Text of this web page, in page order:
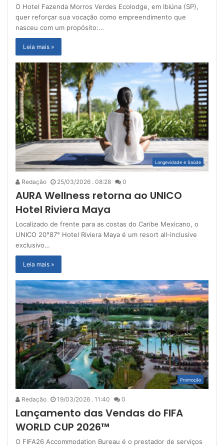
O Hotel Fazenda Morros Verdes Ecolodge, em Ibiúna (SP),
quer reforçar sua vocação como empreendimento que
nasceu com um propósito:…
Leia mais »
Longevidade e Saúde
Redação 25/03/2026 . 08:28 0
AURA Wellness retorna ao UNICO
Hotel Riviera Maya
Localizado de frente para as costas do Caribe Mexicano, o
UNICO 20°87° Hotel Riviera Maya é um resort all-inclusive
exclusivo…
Leia mais »
Promoção
Redação 19/03/2026 . 11:40 0
Lançamento das Vendas do FIFA
WORLD CUP 2026™
O FIFA26 Accommodation Bureau é o prestador de serviços